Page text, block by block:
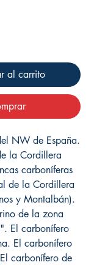
al carrito
NW de España.
la Cordillera
carboníferas
de la Cordillera
y Montalbán).
de la zona
El carbonífero
El carbonífero
carbonífero de